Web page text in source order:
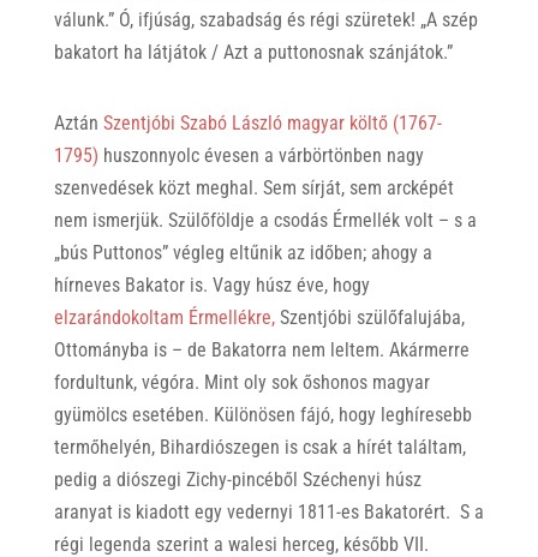
válunk.” Ó, ifjúság, szabadság és régi szüretek! „A szép
bakatort ha látjátok / Azt a puttonosnak szánjátok.”
Aztán Szentjóbi Szabó László magyar költő (1767-
1795) huszonnyolc évesen a várbörtönben nagy
szenvedések közt meghal. Sem sírját, sem arcképét
nem ismerjük. Szülőföldje a csodás Érmellék volt – s a
„bús Puttonos” végleg eltűnik az időben; ahogy a
hírneves Bakator is. Vagy húsz éve, hogy
elzarándokoltam Érmellékre,Szentjóbi szülőfalujába,
Ottományba is – de Bakatorra nem leltem. Akármerre
fordultunk, végóra. Mint oly sok őshonos magyar
gyümölcs esetében. Különösen fájó, hogy leghíresebb
termőhelyén, Bihardiószegen is csak a hírét találtam,
pedig a diószegi Zichy-pincéből Széchenyi húsz
aranyat is kiadott egy vedernyi 1811-es Bakatorért. S a
régi legenda szerint a walesi herceg, később VII.